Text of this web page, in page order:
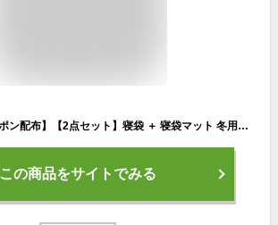
【8/1限定11%クーポン配布】【2点セット】寝袋 ＋ 寝袋マット 冬用 夏用 シュラフ 封筒型 洗える寝袋 エアマットセット キャンピングマット 自動膨張式 マット コンパクト キャンプ 登山 ツーリング アウトドア キャンプ用品 節電 防災 台風対策 防災グッズ 送料無料
この商品をサイトでみる